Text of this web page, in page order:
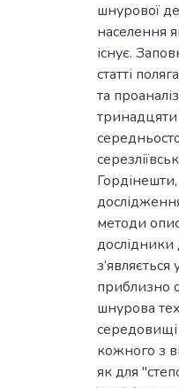
шнурової
населення
існує.
статті
та
тринадцяти
методи
приблизно
шнурова
середовищі
кожного з
як для